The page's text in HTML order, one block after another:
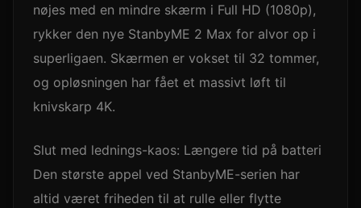
nøjes med en mindre skærm i Full HD (1080p),
rykker den nye StanbyME 2 Max for alvor op i
superligaen. Skærmen er vokset til 32 tommer,
og opløsningen har fået et massivt løft til
knivskarp 4K.
Slut med lednings-kaos: Længere tid på batteri
Den største appel ved StanbyME-serien har
altid været friheden til at rulle eller flytte